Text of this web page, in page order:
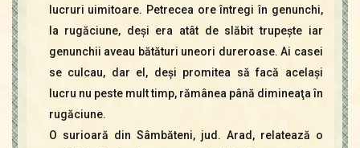
lucruri uimitoare. Petrecea ore întregi în genunchi,
la rugăciune, deşi era atât de slăbit trupeşte iar
genunchii aveau bătături uneori dureroase. Ai casei
se culcau, dar el, deşi promitea să facă acelaşi
lucru nu peste mult timp, rămânea până dimineaţa în
rugăciune.
O surioară din Sâmbăteni, jud. Arad, relatează o